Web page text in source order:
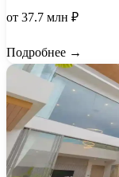
от 37.7 млн ₽
Подробнее →